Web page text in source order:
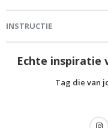
INSTRUCTIE
Echte inspiratie
Tag die van